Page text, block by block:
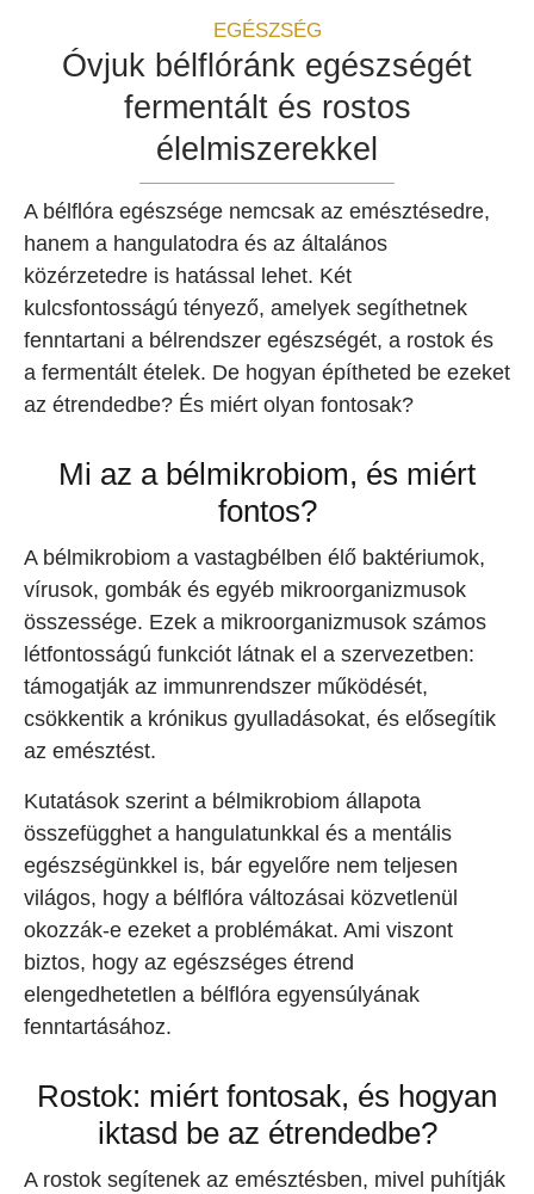
EGÉSZSÉG
Óvjuk bélflóránk egészségét
fermentált és rostos
élelmiszerekkel
A bélflóra egészsége nemcsak az emésztésedre,
hanem a hangulatodra és az általános
közérzetedre is hatással lehet. Két
kulcsfontosságú tényező, amelyek segíthetnek
fenntartani a bélrendszer egészségét, a rostok és
a fermentált ételek. De hogyan építheted be ezeket
az étrendedbe? És miért olyan fontosak?
Mi az a bélmikrobiom, és miért
fontos?
A bélmikrobiom a vastagbélben élő baktériumok,
vírusok, gombák és egyéb mikroorganizmusok
összessége. Ezek a mikroorganizmusok számos
létfontosságú funkciót látnak el a szervezetben:
támogatják az immunrendszer működését,
csökkentik a krónikus gyulladásokat, és elősegítik
az emésztést.
Kutatások szerint a bélmikrobiom állapota
összefügghet a hangulatunkkal és a mentális
egészségünkkel is, bár egyelőre nem teljesen
világos, hogy a bélflóra változásai közvetlenül
okozzák-e ezeket a problémákat. Ami viszont
biztos, hogy az egészséges étrend
elengedhetetlen a bélflóra egyensúlyának
fenntartásához.
Rostok: miért fontosak, és hogyan
iktasd be az étrendedbe?
A rostok segítenek az emésztésben, mivel puhítják